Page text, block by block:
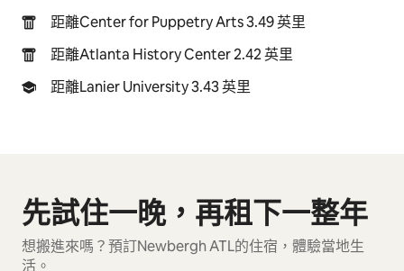
距離Center for Puppetry Arts 3.49 英里
距離Atlanta History Center 2.42 英里
距離Lanier University 3.43 英里
先試住一晚，再租下一整年
想搬進來嗎？預訂Newbergh ATL的住宿，體驗當地生
活。
顯示 0 項，共 0 項